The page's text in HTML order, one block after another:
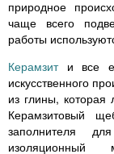
природное
чаще всего
работы
Керамзити все
искусственного
из глины, которая
Керамзитовый
заполнителя